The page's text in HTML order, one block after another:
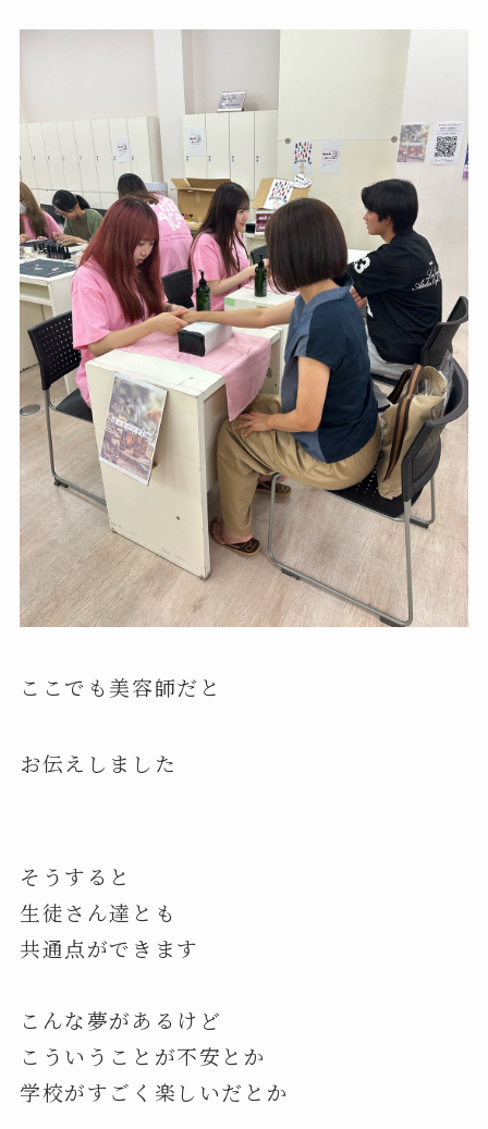
ここでも美容師だと
お伝えしました
そうすると
生徒さん達とも
共通点ができます
こんな夢があるけど
こういうことが不安とか
学校がすごく楽しいだとか